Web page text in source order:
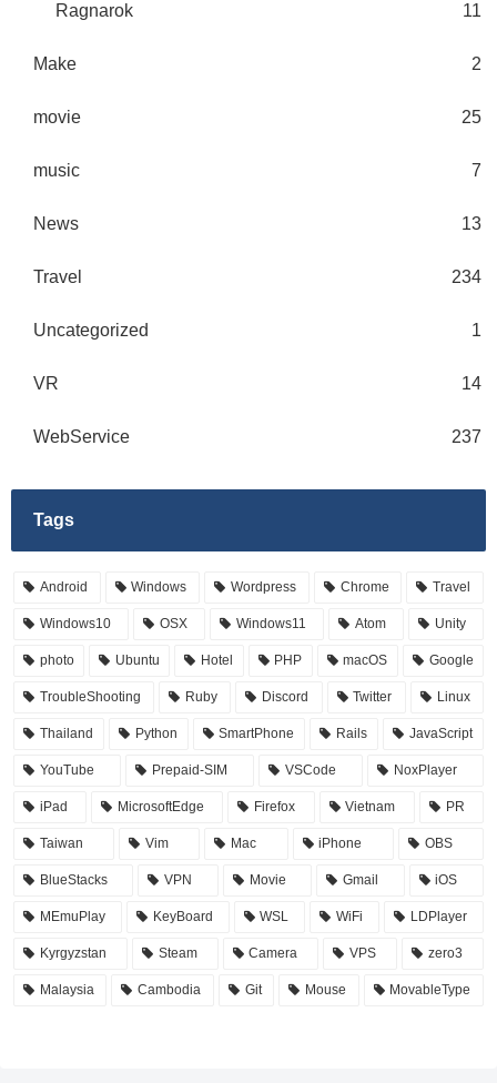
Ragnarok 11
Make 2
movie 25
music 7
News 13
Travel 234
Uncategorized 1
VR 14
WebService 237
Tags
Android Windows Wordpress Chrome Travel
Windows10 OSX Windows11 Atom Unity
photo Ubuntu Hotel PHP macOS Google
TroubleShooting Ruby Discord Twitter Linux
Thailand Python SmartPhone Rails JavaScript
YouTube Prepaid-SIM VSCode NoxPlayer
iPad MicrosoftEdge Firefox Vietnam PR
Taiwan Vim Mac iPhone OBS
BlueStacks VPN Movie Gmail iOS
MEmuPlay KeyBoard WSL WiFi LDPlayer
Kyrgyzstan Steam Camera VPS zero3
Malaysia Cambodia Git Mouse MovableType